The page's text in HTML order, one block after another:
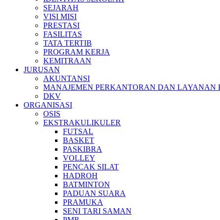
SEJARAH
VISI MISI
PRESTASI
FASILITAS
TATA TERTIB
PROGRAM KERJA
KEMITRAAN
JURUSAN
AKUNTANSI
MANAJEMEN PERKANTORAN DAN LAYANAN
DKV
ORGANISASI
OSIS
EKSTRAKULIKULER
FUTSAL
BASKET
PASKIBRA
VOLLEY
PENCAK SILAT
HADROH
BATMINTON
PADUAN SUARA
PRAMUKA
SENI TARI SAMAN